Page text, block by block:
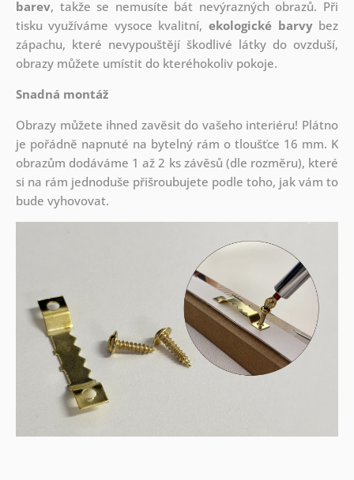
barev, takže se nemusíte bát nevýrazných obrazů. Při
tisku využíváme vysoce kvalitní,ekologické barvybez
zápachu, které nevypouštějí škodlivé látky do ovzduší,
obrazy můžete umístit do kteréhokoliv pokoje.
Snadná montáž
Obrazy můžete ihned zavěsit do vašeho interiéru! Plátno
je pořádně napnuté na bytelný rám o tloušťce 16 mm. K
obrazům dodáváme 1 až 2 ks závěsů (dle rozměru), které
si na rám jednoduše přišroubujete podle toho, jak vám to
bude vyhovovat.